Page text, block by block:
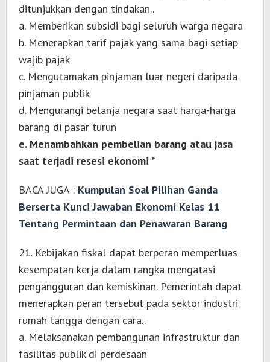
ditunjukkan dengan tindakan..
a. Memberikan subsidi bagi seluruh warga negara
b. Menerapkan tarif pajak yang sama bagi setiap
wajib pajak
c. Mengutamakan pinjaman luar negeri daripada
pinjaman publik
d. Mengurangi belanja negara saat harga-harga
barang di pasar turun
e. Menambahkan pembelian barang atau jasa
saat terjadi resesi ekonomi *
BACA JUGA : Kumpulan Soal Pilihan Ganda
Berserta Kunci Jawaban Ekonomi Kelas 11
Tentang Permintaan dan Penawaran Barang
21. Kebijakan fiskal dapat berperan memperluas
kesempatan kerja dalam rangka mengatasi
pengangguran dan kemiskinan. Pemerintah dapat
menerapkan peran tersebut pada sektor industri
rumah tangga dengan cara..
a. Melaksanakan pembangunan infrastruktur dan
fasilitas publik di perdesaan